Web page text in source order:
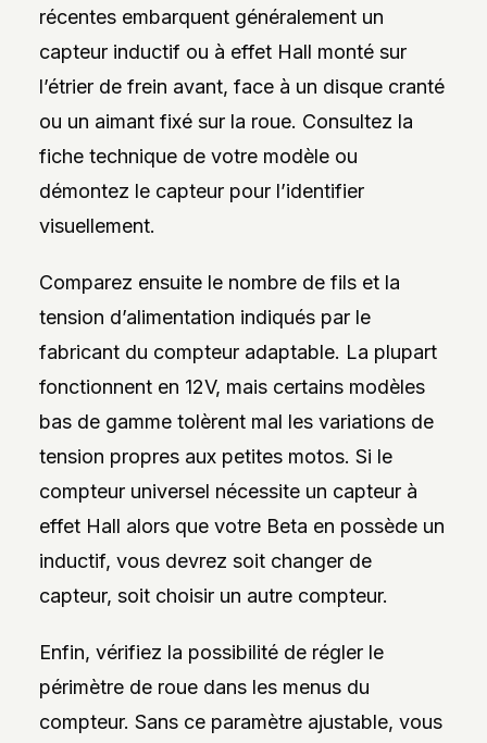
récentes embarquent généralement un
capteur inductif ou à effet Hall monté sur
l’étrier de frein avant, face à un disque cranté
ou un aimant fixé sur la roue. Consultez la
fiche technique de votre modèle ou
démontez le capteur pour l’identifier
visuellement.
Comparez ensuite le nombre de fils et la
tension d’alimentation indiqués par le
fabricant du compteur adaptable. La plupart
fonctionnent en 12V, mais certains modèles
bas de gamme tolèrent mal les variations de
tension propres aux petites motos. Si le
compteur universel nécessite un capteur à
effet Hall alors que votre Beta en possède un
inductif, vous devrez soit changer de
capteur, soit choisir un autre compteur.
Enfin, vérifiez la possibilité de régler le
périmètre de roue dans les menus du
compteur. Sans ce paramètre ajustable, vous